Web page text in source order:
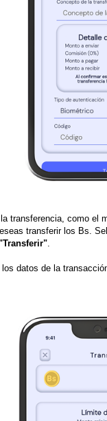
transferencia, como el
transferir los Bs.
datos de la